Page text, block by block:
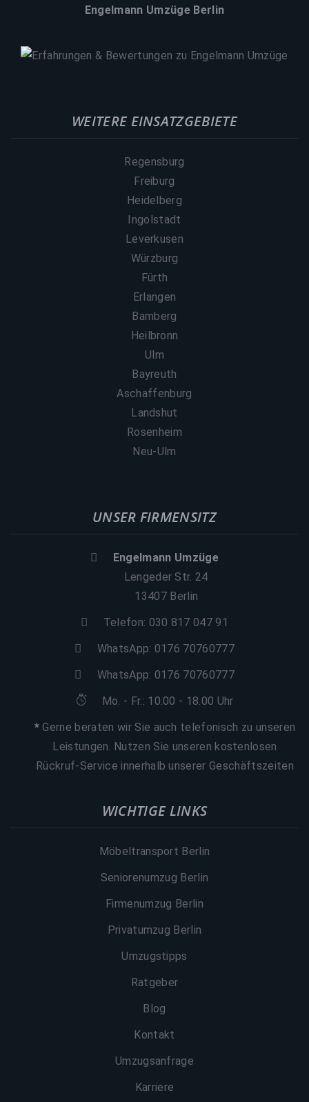
Engelmann Umzüge Berlin
WEITERE EINSATZGEBIETE
Regensburg
Freiburg
Heidelberg
Ingolstadt
Leverkusen
Würzburg
Fürth
Erlangen
Bamberg
Heilbronn
Ulm
Bayreuth
Aschaffenburg
Landshut
Rosenheim
Neu-Ulm
UNSER FIRMENSITZ
Engelmann Umzüge
Lengeder Str. 24
13407 Berlin
Telefon: 030 817 047 91
WhatsApp: 0176 70760777
WhatsApp: 0176 70760777
Mo. - Fr.: 10.00 - 18.00 Uhr
*Gerne beraten wir Sie auch telefonisch zu unseren
Leistungen. Nutzen Sie unseren kostenlosen
Rückruf-Service innerhalb unserer Geschäftszeiten
WICHTIGE LINKS
Möbeltransport Berlin
Seniorenumzug Berlin
Firmenumzug Berlin
Privatumzug Berlin
Umzugstipps
Ratgeber
Blog
Kontakt
Umzugsanfrage
Karriere